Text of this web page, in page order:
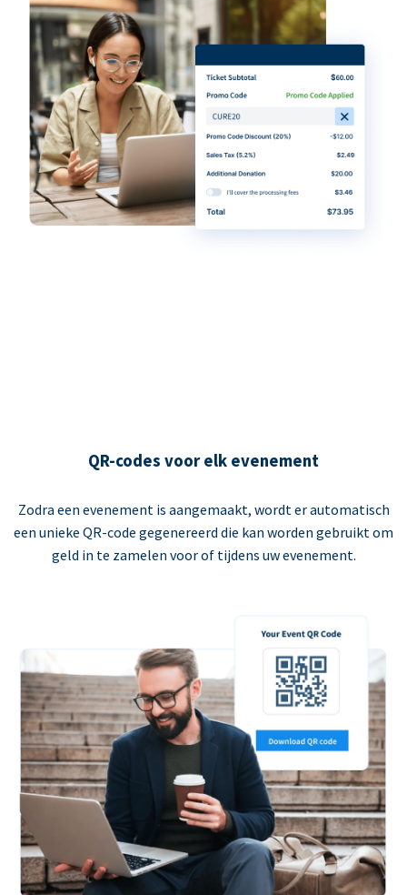
QR-codes voor elk evenement
Zodra een evenement is aangemaakt, wordt er automatisch
een unieke QR-code gegenereerd die kan worden gebruikt om
geld in te zamelen voor of tijdens uw evenement.